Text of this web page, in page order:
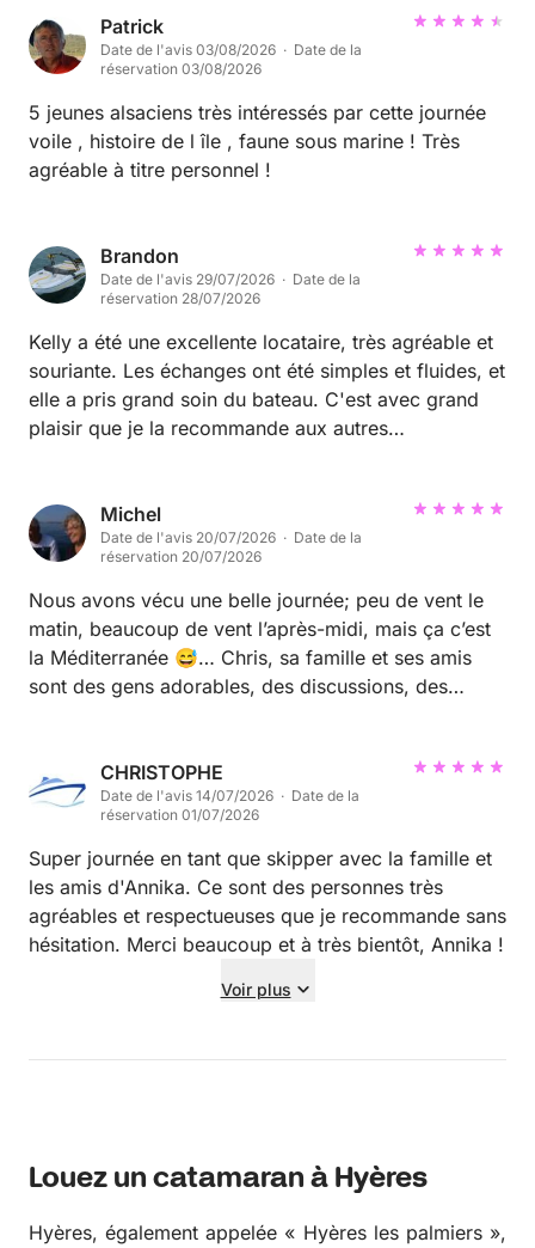
Patrick
Date de l'avis 03/08/2026 · Date de la
réservation 03/08/2026
5 jeunes alsaciens très intéressés par cette journée
voile , histoire de l île , faune sous marine ! Très
agréable à titre personnel !
Brandon
Date de l'avis 29/07/2026 · Date de la
réservation 28/07/2026
Kelly a été une excellente locataire, très agréable et
souriante. Les échanges ont été simples et fluides, et
elle a pris grand soin du bateau. C'est avec grand
plaisir que je la recommande aux autres
Michel
Date de l'avis 20/07/2026 · Date de la
réservation 20/07/2026
Nous avons vécu une belle journée; peu de vent le
matin, beaucoup de vent l’après-midi, mais ça c’est
la Méditerranée 😅… Chris, sa famille et ses amis
sont des gens adorables, des discussions, des
monter à votre bord pour parfaire sa formation de
voile. et bien dites « oui » car ce sont des gens
charmants ! Si cette équipage voulait remonter à
notre bord ? Eh bien pour notre part ce serait « trois
fois OUI » On leur souhaite une belle continuation
dans leurs projets de voile, d’entreprise et de
commerce pour Michel et sportive pour les deux
CHRISTOPHE
Date de l'avis 14/07/2026 · Date de la
réservation 01/07/2026
Super journée en tant que skipper avec la famille et
les amis d'Annika. Ce sont des personnes très
agréables et respectueuses que je recommande sans
hésitation. Merci beaucoup et à très bientôt, Annika !
Voir plus
Louez un catamaran à Hyères
Hyères, également appelée « Hyères les palmiers »,